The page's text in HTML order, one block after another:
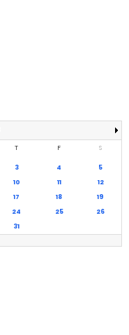
T F S
3 4
5
10 11
12
17 18
19
24 25
26
31